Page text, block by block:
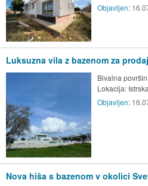
Objavljen:
Luksuzna vila z bazenom za
Bivalna
Lokacija:
Objavljen:
Nova hiša s bazenom v okolici